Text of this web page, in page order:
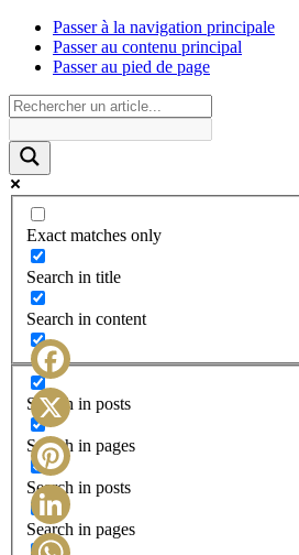
Passer à la navigation principale
Passer au contenu principal
Passer au pied de page
Exact matches only
Search in title
Search in content
Search in posts
Search in pages
Search in posts
Search in pages
Facebook
X
Pinterest
LinkedIn